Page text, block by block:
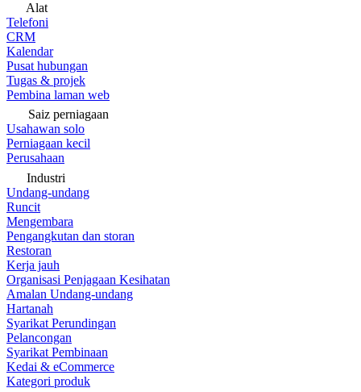
Alat
Telefoni
CRM
Kalendar
Pusat hubungan
Tugas & projek
Pembina laman web
Saiz perniagaan
Usahawan solo
Perniagaan kecil
Perusahaan
Industri
Undang-undang
Runcit
Mengembara
Pengangkutan dan storan
Restoran
Kerja jauh
Organisasi Penjagaan Kesihatan
Amalan Undang-undang
Hartanah
Syarikat Perundingan
Pelancongan
Syarikat Pembinaan
Kedai & eCommerce
Kategori produk